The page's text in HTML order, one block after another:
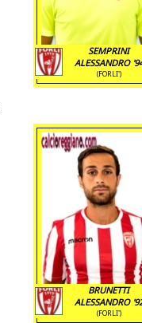
SEMPRINI
ALESSANDRO
(FORLI')
BRUNETTI
ALESSANDRO
(FORLI')